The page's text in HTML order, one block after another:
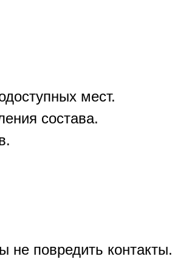
мест.
состава.
не повредить контакты.